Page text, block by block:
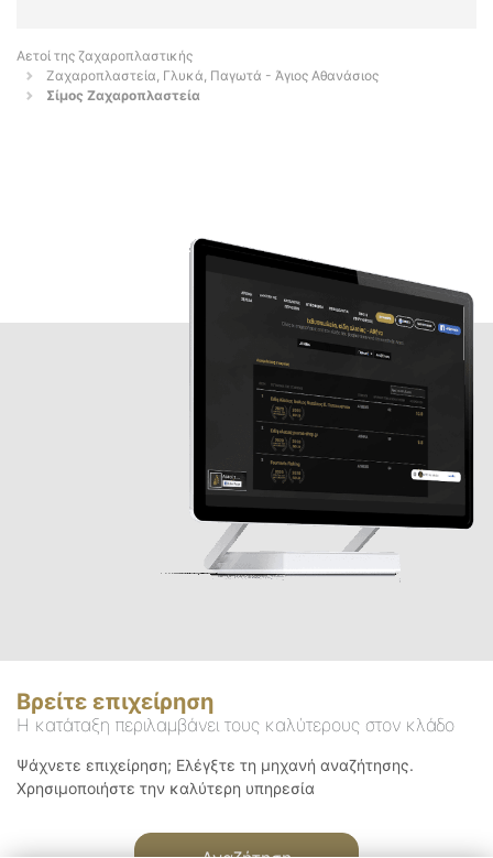
Αετοί της ζαχαροπλαστικής
Ζαχαροπλαστεία, Γλυκά, Παγωτά - Άγιος Αθανάσιος
Σίμος Ζαχαροπλαστεία
Βρείτε επιχείρηση
Η κατάταξη περιλαμβάνει τους καλύτερους στον κλάδο
Ψάχνετε επιχείρηση; Ελέγξτε τη μηχανή αναζήτησης.
Χρησιμοποιήστε την καλύτερη υπηρεσία